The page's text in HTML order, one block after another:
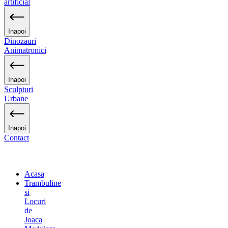
artificial
Inapoi
Dinozauri
Animatronici
Inapoi
Sculpturi
Urbane
Inapoi
Contact
Acasa
Trambuline
si
Locuri
de
Joaca